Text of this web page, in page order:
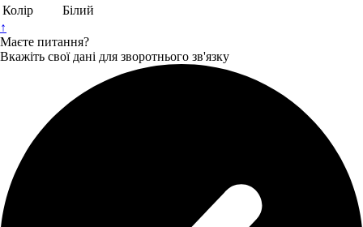
Колір
Білий
↑
Маєте питання?
Вкажіть свої дані для зворотнього зв'язку